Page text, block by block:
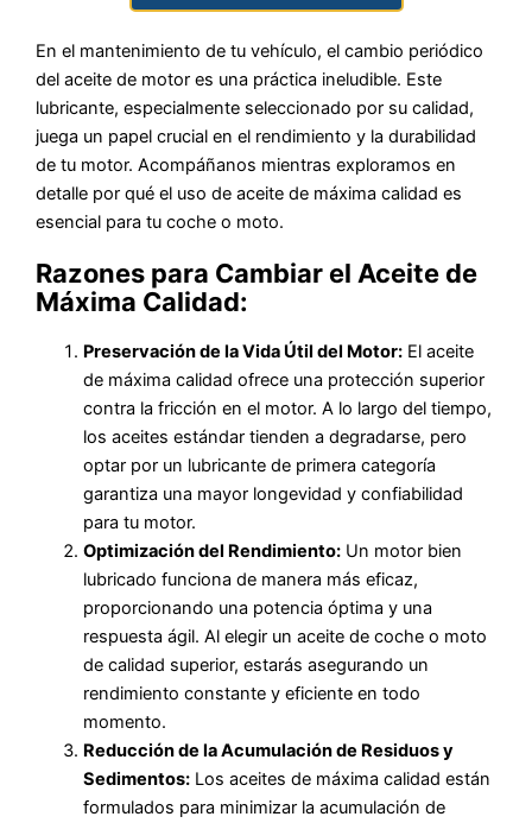
En el mantenimiento de tu vehículo, el cambio periódico
del aceite de motor es una práctica ineludible. Este
lubricante, especialmente seleccionado por su calidad,
juega un papel crucial en el rendimiento y la durabilidad
de tu motor. Acompáñanos mientras exploramos en
detalle por qué el uso de aceite de máxima calidad es
esencial para tu coche o moto.
Razones para Cambiar el Aceite de
Máxima Calidad:
Preservación de la Vida Útil del Motor: El aceite
de máxima calidad ofrece una protección superior
contra la fricción en el motor. A lo largo del tiempo,
los aceites estándar tienden a degradarse, pero
optar por un lubricante de primera categoría
garantiza una mayor longevidad y confiabilidad
para tu motor.
Optimización del Rendimiento: Un motor bien
lubricado funciona de manera más eficaz,
proporcionando una potencia óptima y una
respuesta ágil. Al elegir un aceite de coche o moto
de calidad superior, estarás asegurando un
rendimiento constante y eficiente en todo
momento.
Reducción de la Acumulación de Residuos y
Sedimentos: Los aceites de máxima calidad están
formulados para minimizar la acumulación de